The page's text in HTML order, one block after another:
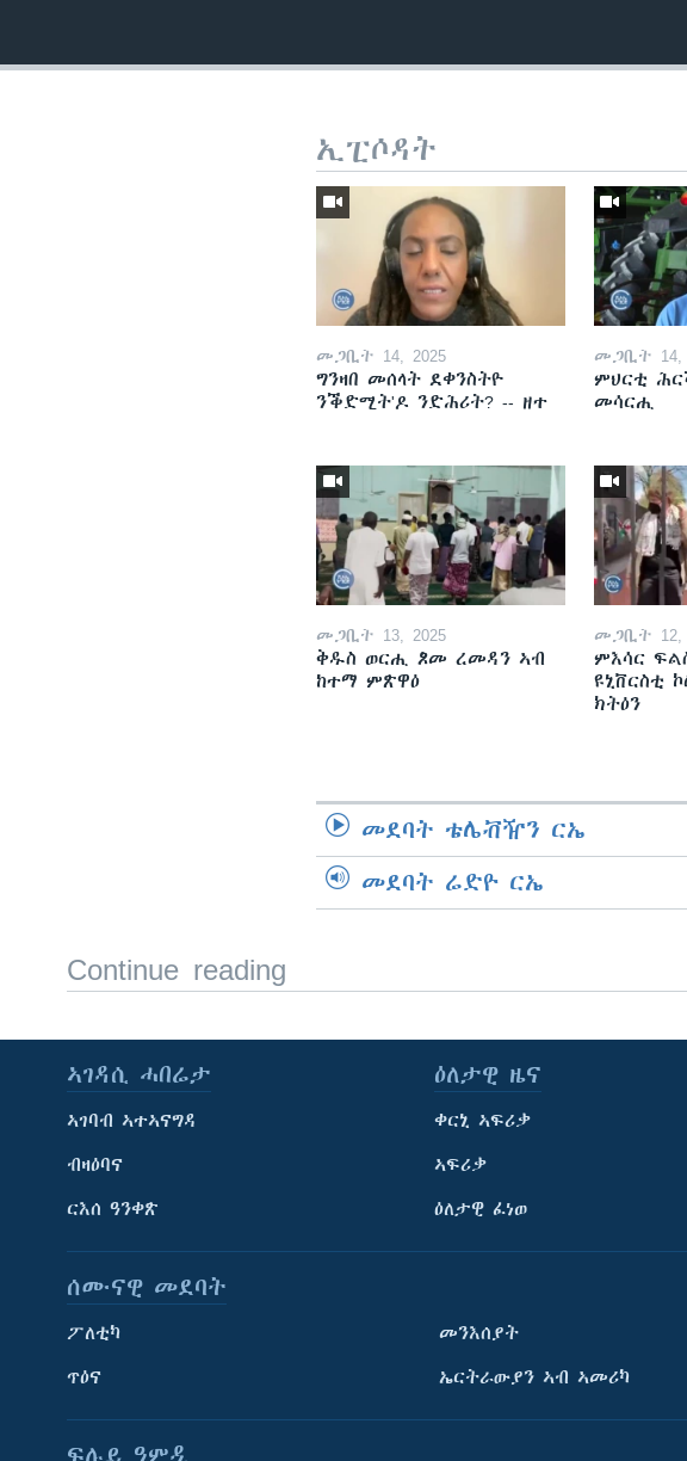
ኢፒሶዳት
መጋቢት 14, 2025
ግንዛበ መሰላት ደቀንስትዮ
ንቕድሚት'ዶ ንድሕሪት? -- ዘተ
መጋቢት 14,
ምህርቲ
መሳርሒ
መጋቢት 13, 2025
ቅዱስ ወርሒ ጾመ ረመዳን ኣብ
ከተማ ምጽዋዕ
መጋቢት 12,
ምእሳር
ዩኒቨርስቲ
ክትዕን
መደባት ቴሌቭዥን ርኤ
መደባት ሬድዮ ርኤ
Continue reading
ኣገዳሲ ሓበሬታ
ኣገባብ ኣተኣናግዳ
ብዛዕባና
ርእሰ ዓንቀጽ
ዕለታዊ ዜና
ቀርኒ ኣፍሪቃ
ኣፍሪቃ
ዕለታዊ ፈነወ
ሰሙናዊ መደባት
ፖለቲካ
ጥዕና
መንእሰያት
ኤርትራውያን ኣብ ኣመሪካ
ፍሉይ ዓምዲ